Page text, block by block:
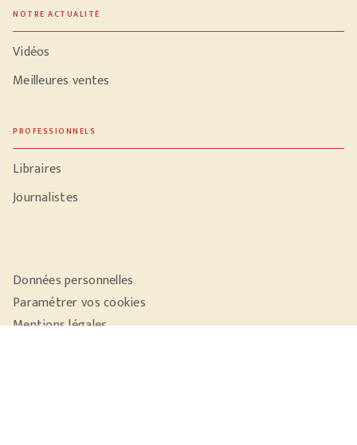
NOTRE ACTUALITÉ
Vidéos
Meilleures ventes
PROFESSIONNELS
Libraires
Journalistes
Données personnelles
Paramétrer vos cookies
Mentions légales